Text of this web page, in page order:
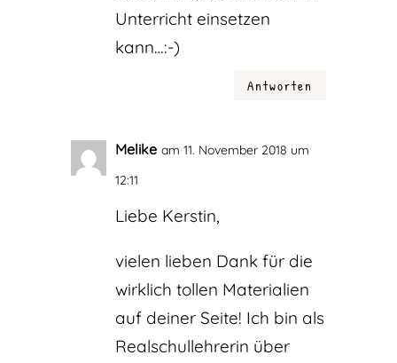
Unterricht einsetzen
kann…:-)
Antworten
Melike am 11. November 2018 um
12:11
Liebe Kerstin,
vielen lieben Dank für die
wirklich tollen Materialien
auf deiner Seite! Ich bin als
Realschullehrerin über